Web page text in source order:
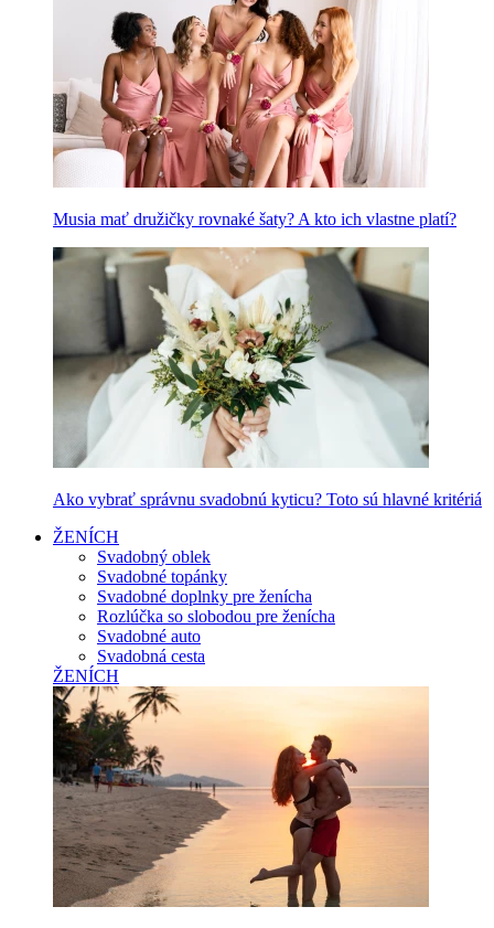
Musia mať družičky rovnaké šaty? A kto ich vlastne platí?
Ako vybrať správnu svadobnú kyticu? Toto sú hlavné kritériá
ŽENÍCH
Svadobný oblek
Svadobné topánky
Svadobné doplnky pre ženícha
Rozlúčka so slobodou pre ženícha
Svadobné auto
Svadobná cesta
ŽENÍCH